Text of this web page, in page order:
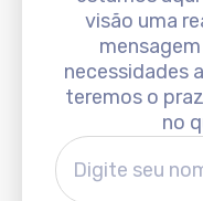
visão uma
necessidades
teremos o
no